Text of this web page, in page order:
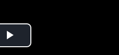
Play Video